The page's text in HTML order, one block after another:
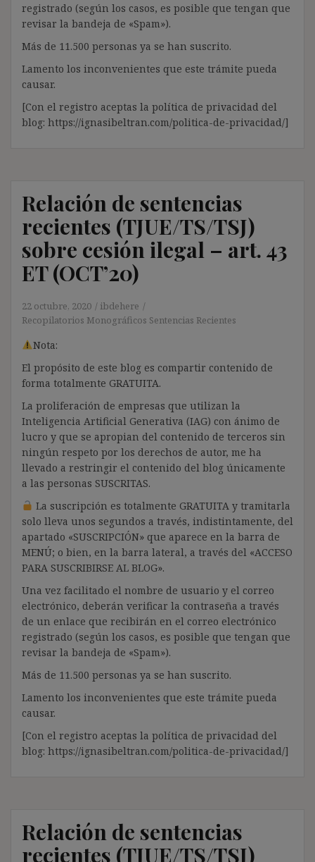
registrado (según los casos, es posible que tengan que
revisar la bandeja de «Spam»).
Más de 11.500 personas ya se han suscrito.
Lamento los inconvenientes que este trámite pueda
causar.
[Con el registro aceptas la política de privacidad del
blog: https://ignasibeltran.com/politica-de-privacidad/]
Relación de sentencias
recientes (TJUE/TS/TSJ)
sobre cesión ilegal – art. 43
ET (OCT’20)
22 octubre, 2020
ibdehere
Recopilatorios Monográficos Sentencias Recientes
Nota:
El propósito de este blog es compartir contenido de
forma totalmente GRATUITA.
La proliferación de empresas que utilizan la
Inteligencia Artificial Generativa (IAG) con ánimo de
lucro y que se apropian del contenido de terceros sin
ningún respeto por los derechos de autor, me ha
llevado a restringir el contenido del blog únicamente
a las personas SUSCRITAS.
La suscripción es totalmente GRATUITA y tramitarla
solo lleva unos segundos a través, indistintamente, del
apartado «SUSCRIPCIÓN» que aparece en la barra de
MENÚ; o bien, en la barra lateral, a través del «ACCESO
PARA SUSCRIBIRSE AL BLOG».
Una vez facilitado el nombre de usuario y el correo
electrónico, deberán verificar la contraseña a través
de un enlace que recibirán en el correo electrónico
registrado (según los casos, es posible que tengan que
revisar la bandeja de «Spam»).
Más de 11.500 personas ya se han suscrito.
Lamento los inconvenientes que este trámite pueda
causar.
[Con el registro aceptas la política de privacidad del
blog: https://ignasibeltran.com/politica-de-privacidad/]
Relación de sentencias
recientes (TJUE/TS/TSJ)